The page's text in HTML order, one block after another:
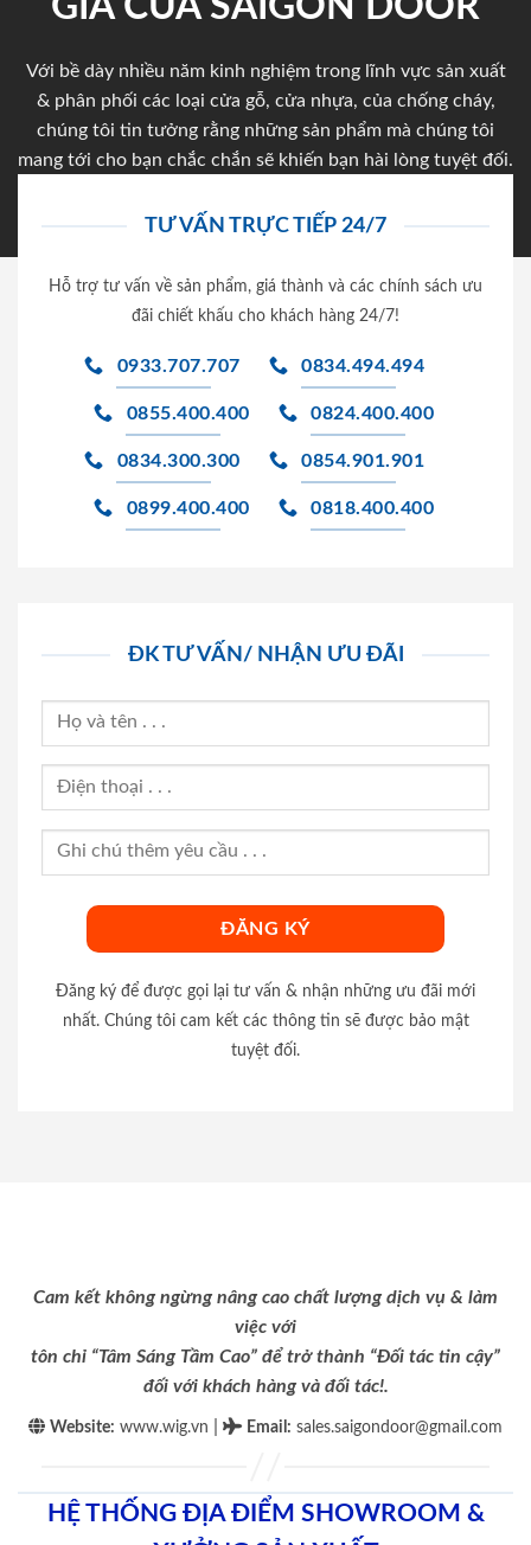
Với bề dày nhiều năm kinh nghiệm trong lĩnh vực sản xuất
& phân phối các loại cửa gỗ, cửa nhựa, của chống cháy,
chúng tôi tin tưởng rằng những sản phẩm mà chúng tôi
mang tới cho bạn chắc chắn sẽ khiến bạn hài lòng tuyệt đối.
TƯ VẤN TRỰC TIẾP 24/7
Hỗ trợ tư vấn về sản phẩm, giá thành và các chính sách ưu
đãi chiết khấu cho khách hàng 24/7!
0933.707.707 0834.494.494
0855.400.400 0824.400.400
0834.300.300 0854.901.901
0899.400.400 0818.400.400
ĐK TƯ VẤN/ NHẬN ƯU ĐÃI
Đăng ký để được gọi lại tư vấn & nhận những ưu đãi mới
nhất. Chúng tôi cam kết các thông tin sẽ được bảo mật
tuyệt đối.
Cam kết không ngừng nâng cao chất lượng dịch vụ & làm
việc với
tôn chỉ “Tâm Sáng Tầm Cao” để trở thành “Đối tác tin cậy”
đối với khách hàng và đối tác!.
Website: www.wig.vn Email : sales.saigondoor@gmail.com
HỆ THỐNG ĐỊA ĐIỂM SHOWROOM &